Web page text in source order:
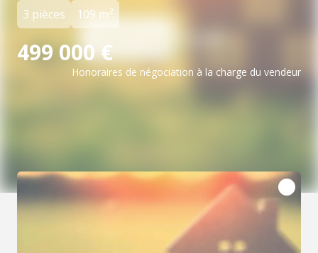
3 pièces 109 m2
499 000 €
Honoraires de négociation à la charge du vendeur